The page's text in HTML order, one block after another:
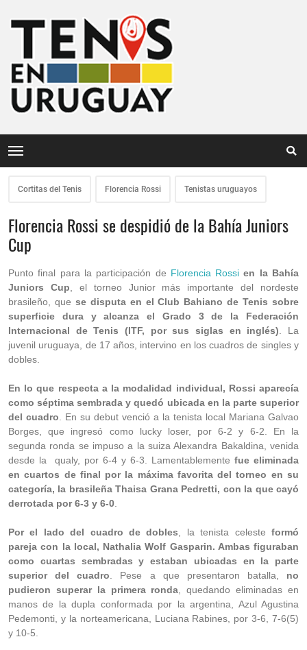
Cortitas del Tenis Florencia Rossi Tenistas uruguayos
Florencia Rossi se despidió de la Bahía Juniors
Cup
Punto final para la participación de Florencia Rossi en la Bahía
Juniors Cup , el torneo Junior más importante del nordeste
brasileño, que se disputa en el Club Bahiano de Tenis sobre
superficie dura y alcanza el Grado 3 de la Federación
Internacional de Tenis (ITF, por sus siglas en inglés) . La
juvenil uruguaya, de 17 años, intervino en los cuadros de singles y
dobles.
En lo que respecta a la modalidad individual, Rossi aparecía
como séptima sembrada y quedó ubicada en la parte superior
del cuadro . En su debut venció a la tenista local Mariana Galvao
Borges, que ingresó como lucky loser, por 6-2 y 6-2. En la
segunda ronda se impuso a la suiza Alexandra Bakaldina, venida
desde la qualy, por 6-4 y 6-3. Lamentablemente fue eliminada
en cuartos de final por la máxima favorita del torneo en su
categoría, la brasileña Thaisa Grana Pedretti, con la que cayó
derrotada por 6-3 y 6-0
Por el lado del cuadro de dobles , la tenista celesteformó
pareja con la local, Nathalia Wolf Gasparin. Ambas figuraban
como cuartas sembradas y estaban ubicadas en la parte
superior del cuadro . Pese a que presentaron batalla, no
pudieron superar la primera ronda , quedando eliminadas en
manos de la dupla conformada por la argentina, Azul Agustina
Pedemonti, y la norteamericana, Luciana Rabines, por 3-6, 7-6(5)
y 10-5.